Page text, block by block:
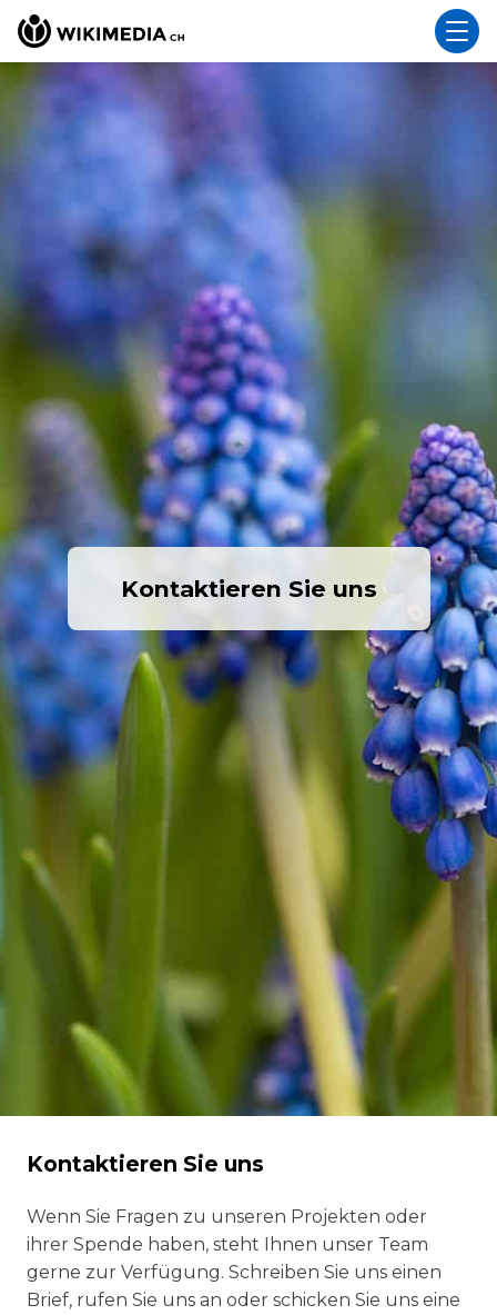
Kontaktieren Sie uns
Kontaktieren Sie uns
Wenn Sie Fragen zu unseren Projekten oder
ihrer Spende haben, steht Ihnen unser Team
gerne zur Verfügung. Schreiben Sie uns einen
Brief, rufen Sie uns an oder schicken Sie uns eine